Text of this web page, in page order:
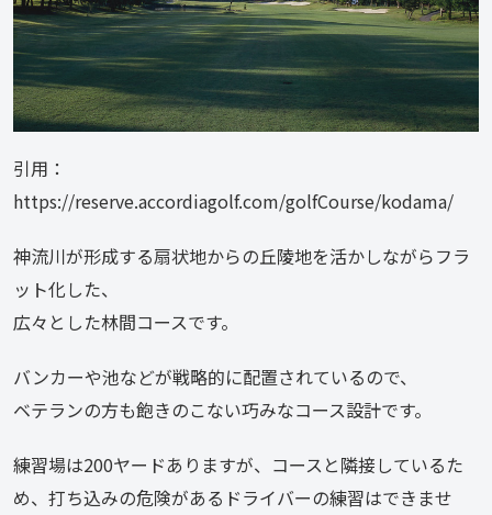
引用：
https://reserve.accordiagolf.com/golfCourse/kodama/
神流川が形成する扇状地からの丘陵地を活かしながらフラ
ット化した、
広々とした林間コースです。
バンカーや池などが戦略的に配置されているので、
ベテランの方も飽きのこない巧みなコース設計です。
練習場は200ヤードありますが、コースと隣接しているた
め、打ち込みの危険があるドライバーの練習はできませ